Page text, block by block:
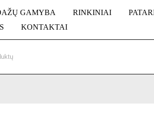
GAMYBA RINKINIAI
KONTAKTAI